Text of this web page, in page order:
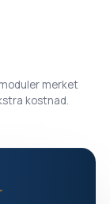
merket
kostnad.